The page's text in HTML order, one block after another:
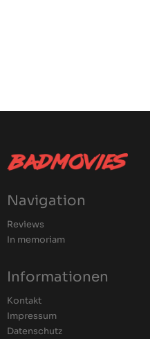
Navigation
Reviews
In memoriam
Informationen
Kontakt
Impressum
Datenschutz